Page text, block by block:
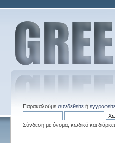
Παρακαλούμε συνδεθείτεή
Σύνδεση με όνομα, κωδικό και